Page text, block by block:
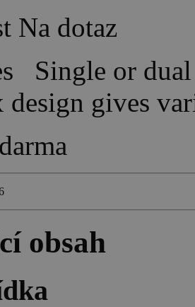
Na dotaz
Single or
design gives
obsah